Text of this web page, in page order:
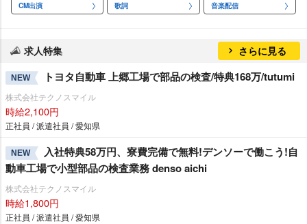
CM出演 歌詞 音楽配信
求人特集 さらに見る
NEW トヨタ自動車 上郷工場で部品の検査/特典168万/tutumi
株式会社テクノスマイル
時給2,100円
正社員 / 派遣社員 / 愛知県
NEW
入社特典58万円、寮費完備で無料!デンソーで働こう!自
動車工場で小型部品の検査業務 denso aichi
株式会社テクノスマイル
時給1,800円
正社員 / 派遣社員 / 愛知県